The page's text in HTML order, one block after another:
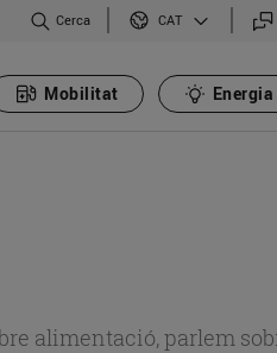
Cerca CAT
Mobilitat Energia
alimentació, parlem